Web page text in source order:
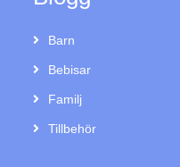
Barn
Bebisar
Familj
Tillbehör